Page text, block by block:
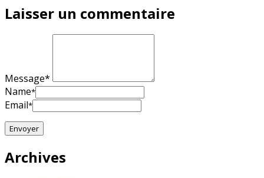
Laisser un commentaire
Message*
Name*
Email*
Archives